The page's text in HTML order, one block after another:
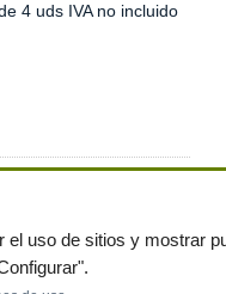
4 uds IVA no incluido
web|Preguntas frecuentes
uso de sitios y mostrar